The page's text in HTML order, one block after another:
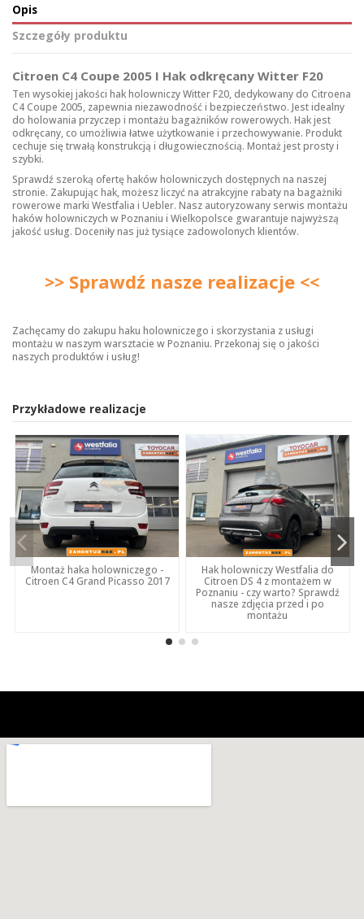
Opis
Szczegóły produktu
Citroen C4 Coupe 2005 I Hak odkręcany Witter F20
Ten wysokiej jakości hak holowniczy Witter F20, dedykowany do Citroena
C4 Coupe 2005, zapewnia niezawodność i bezpieczeństwo. Jest idealny
do holowania przyczep i montażu bagażników rowerowych. Hak jest
odkręcany, co umożliwia łatwe użytkowanie i przechowywanie. Produkt
cechuje się trwałą konstrukcją i długowiecznością. Montaż jest prosty i
szybki.
Sprawdź szeroką ofertęhaków holowniczych dostępnych na naszej
stronie. Zakupując hak, możesz liczyć na atrakcyjne rabaty na bagażniki
rowerowe marki Westfalia i Uebler. Nasz autoryzowany serwis montażu
haków holowniczych w Poznaniu i Wielkopolsce gwarantuje najwyższą
jakość usług. Doceniły nas już tysiące zadowolonych klientów.
>> Sprawdź nasze realizacje <<
Zachęcamy do zakupu haku holowniczego i skorzystania z usługi
montażu w naszym warsztacie w Poznaniu. Przekonaj się o jakości
naszych produktów i usług!
Przykładowe realizacje
Montaż haka holowniczego -
Citroen C4 Grand Picasso 2017
Hak holowniczy Westfalia do
Citroen DS 4 z montażem w
Poznaniu - czy warto? Sprawdź
nasze zdjęcia przed i po
montażu